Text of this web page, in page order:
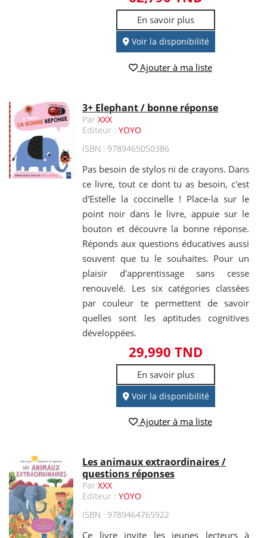
En savoir plus
Voir la disponibilité
Ajouter à ma liste
3+ Elephant / bonne réponse
ParXXX
Editeur :YOYO
ISBN : 9789465050386
Pas besoin de stylos ni de crayons. Dans
ce livre, tout ce dont tu as besoin, c'est
d'Estelle la coccinelle ! Place-la sur le
point noir dans le livre, appuie sur le
bouton et découvre la bonne réponse.
Réponds aux questions éducatives aussi
souvent que tu le souhaites. Pour un
plaisir d'apprentissage sans cesse
renouvelé. Les six catégories classées
par couleur te permettent de savoir
quelles sont les aptitudes cognitives
développées.
29,990 TND
En savoir plus
Voir la disponibilité
Ajouter à ma liste
Les animaux extraordinaires /
questions réponses
ParXXX
Editeur :YOYO
ISBN : 9789464765922
Ce livre invite les jeunes lecteurs à